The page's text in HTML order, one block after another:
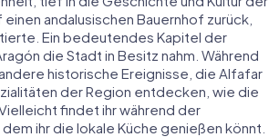
andalusischen Bauernhof zurück,
Ein bedeutendes Kapitel der
die Stadt in Besitz nahm. Während
historische Ereignisse, die Alfafar
der Region entdecken, wie die
findet ihr während der
ihr die lokale Küche genießen könnt.